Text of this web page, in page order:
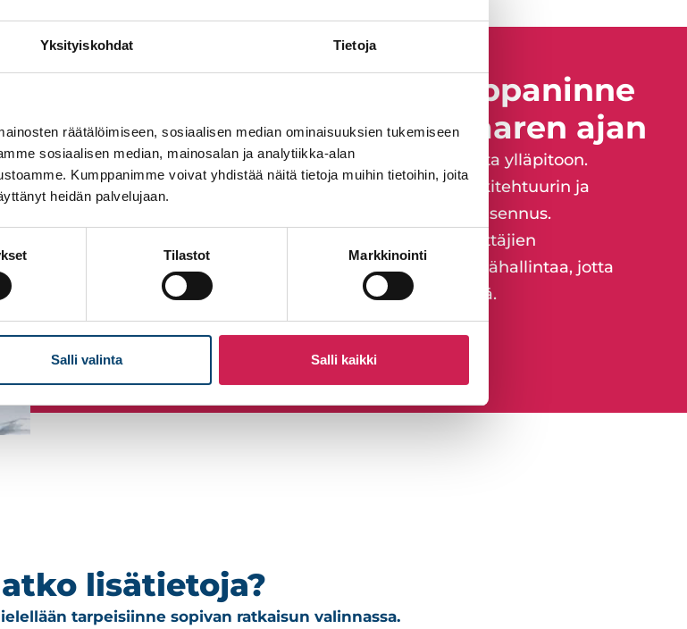
Yksityiskohdat Tietoja
räätälöimiseen, sosiaalisen median ominaisuuksien tukemiseen
sosiaalisen median, mainosalan ja analytiikka-alan
Kumppanimme voivat yhdistää näitä tietoja muihin tietoihin, joita
heidän palvelujaan.
Tilastot Markkinointi
Salli valinta Salli kaikki
Olemme asiantunteva kumppaninne
koko AV-järjestelmän elinkaaren ajan
Tarjoamme kokonaisvaltaisia AV-palveluita suunnittelusta ylläpitoon.
Palveluihimme kuuluvat tilakartoitukset, järjestelmäarkkitehtuurin ja
ohjauslogiikan suunnittelu, sekä laitteiden ja verkkojen asennus.
Huolehdimme myös järjestelmien käyttöönotosta ja käyttäjien
koulutuksesta. Lisäksi tarjoamme jatkuvaa ylläpitoa ja etähallintaa, jotta
järjestelmät pysyvät toimintakunnossa pitkällä aikavälillä.
Tutustu ylläpitopalveluihimme
lisätietoja?
tarpeisiinne sopivan ratkaisun valinnassa.